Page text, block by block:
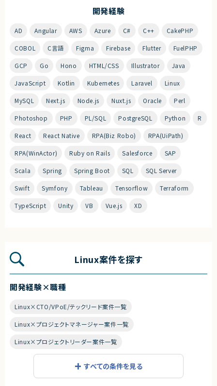
開発経験
AD Angular AWS Azure C# C++ CakePHP
COBOL C言語 Figma Firebase Flutter FuelPHP
GCP Go Hono HTML/CSS Illustrator Java
JavaScript Kotlin Kubernetes Laravel Linux
MySQL Next.js Node.js Nuxt.js Oracle Perl
Photoshop PHP PL/SQL PostgreSQL Python R
React React Native RPA(Biz Robo) RPA(UiPath)
RPA(WinActor) Ruby on Rails Salesforce SAP
Scala Spring Spring Boot SQL SQL Server
Swift Symfony Tableau Tensorflow Terraform
TypeScript Unity VB Vue.js XD
Linux案件を探す
開発経験×職種
Linux×CTO/VPoE/テックリード案件一覧
Linux×プロジェクトマネージャー案件一覧
Linux×プロジェクトリーダー案件一覧
Linux×Webデザイナー/ディレクター案件一覧
Linux×インフラエンジニア/SRE案件一覧
すべての条件を見る